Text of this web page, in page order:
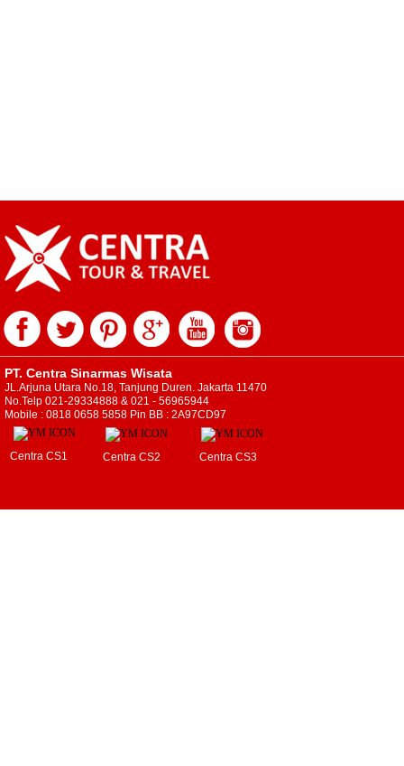
PT. Centra Sinarmas Wisata
JL.Arjuna Utara No.18, Tanjung Duren. Jakarta 11470
No.Telp 021-29334888 & 021 - 56965944
Mobile : 0818 0658 5858 Pin BB : 2A97CD97
Centra CS2
Centra CS1 Centra CS3